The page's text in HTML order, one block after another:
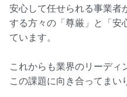
安心して任せられる事業者
する方々の「尊厳」と「安
ています。
これからも業界のリーディ
この課題に向き合ってまい